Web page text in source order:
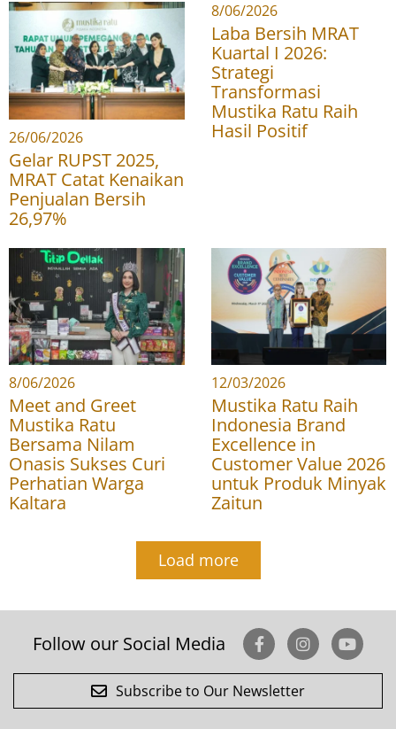
26/06/2026
Gelar RUPST 2025,
MRAT Catat Kenaikan
Penjualan Bersih
26,97%
8/06/2026
Laba Bersih MRAT
Kuartal I 2026:
Strategi
Transformasi
Mustika Ratu Raih
Hasil Positif
8/06/2026
Meet and Greet
Mustika Ratu
Bersama Nilam
Onasis Sukses Curi
Perhatian Warga
Kaltara
12/03/2026
Mustika Ratu Raih
Indonesia Brand
Excellence in
Customer Value 2026
untuk Produk Minyak
Zaitun
Load more
Follow our Social Media
Subscribe to Our Newsletter